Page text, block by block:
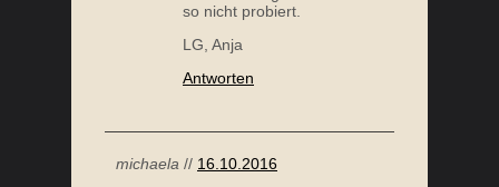
so nicht probiert.
LG, Anja
Antworten
michaela // 16.10.2016